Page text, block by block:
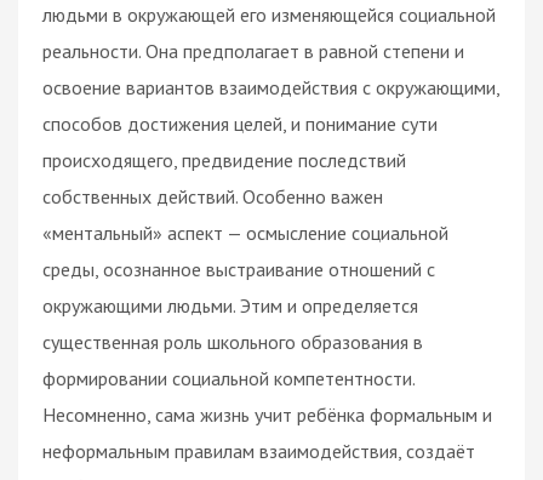
людьми в окружающей его изменяющейся социальной
реальности. Она предполагает в равной степени и
освоение вариантов взаимодействия с окружающими,
способов достижения целей, и понимание сути
происходящего, предвидение последствий
собственных действий. Особенно важен
«ментальный» аспект — осмысление социальной
среды, осознанное выстраивание отношений с
окружающими людьми. Этим и определяется
существенная роль школьного образования в
формировании социальной компетентности.
Несомненно, сама жизнь учит ребёнка формальным и
неформальным правилам взаимодействия, создаёт